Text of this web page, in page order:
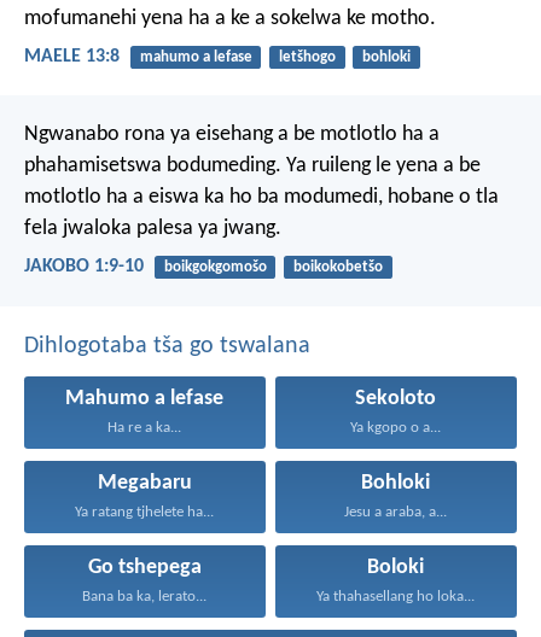
mofumanehi yena ha a ke a sokelwa ke motho.
MAELE 13:8 mahumo a lefase letšhogo bohloki
Ngwanabo rona ya eisehang a be motlotlo ha a
phahamisetswa bodumeding. Ya ruileng le yena a be
motlotlo ha a eiswa ka ho ba modumedi, hobane o tla
fela jwaloka palesa ya jwang.
JAKOBO 1:9-10 boikgokgomošo boikokobetšo
Dihlogotaba tša go tswalana
Mahumo a lefase
Ha re a ka...
Sekoloto
Ya kgopo o a...
Megabaru
Ya ratang tjhelete ha...
Bohloki
Jesu a araba, a...
Go tshepega
Bana ba ka, lerato...
Boloki
Ya thahasellang ho loka...